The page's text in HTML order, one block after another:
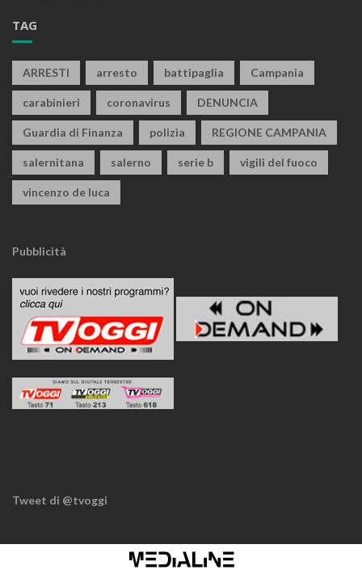
TAG
ARRESTI arresto battipaglia Campania
carabinieri coronavirus DENUNCIA
Guardia di Finanza polizia REGIONE CAMPANIA
salernitana salerno serie b vigili del fuoco
vincenzo de luca
Pubblicità
Tweet di @tvoggi